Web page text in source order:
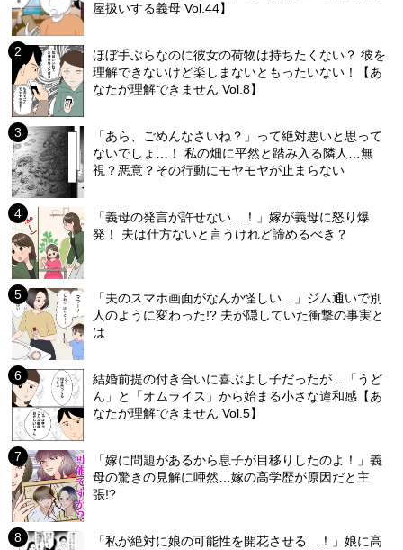
屋扱いする義母 Vol.44】
ほぼ手ぶらなのに彼女の荷物は持ちたくない？ 彼を
理解できないけど楽しまないともったいない！【あ
なたが理解できません Vol.8】
「あら、ごめんなさいね？」って絶対悪いと思って
ないでしょ…！ 私の畑に平然と踏み入る隣人…無
視？悪意？その行動にモヤモヤが止まらない
「義母の発言が許せない…！」嫁が義母に怒り爆
発！ 夫は仕方ないと言うけれど諦めるべき？
「夫のスマホ画面がなんか怪しい…」ジム通いで別
人のように変わった!? 夫が隠していた衝撃の事実と
は
結婚前提の付き合いに喜ぶよし子だったが…「うど
ん」と「オムライス」から始まる小さな違和感【あ
なたが理解できません Vol.5】
「嫁に問題があるから息子が目移りしたのよ！」義
母の驚きの見解に唖然…嫁の高学歴が原因だと主
張!?
「私が絶対に娘の可能性を開花させる…！」娘に高